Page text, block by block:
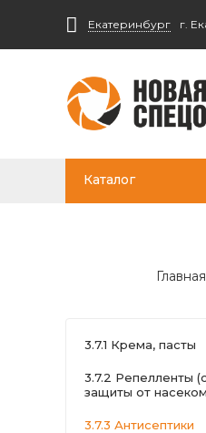
Екатеринбург г.
Каталог
Главная
3.7.1 Крема, пасты
3.7.2 Репелленты
защиты от
3.7.3 Антисептики